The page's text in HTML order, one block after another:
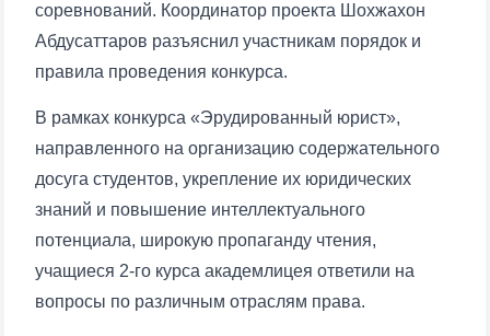
соревнований. Координатор проекта Шохжахон
Абдусаттаров разъяснил участникам порядок и
правила проведения конкурса.
В рамках конкурса «Эрудированный юрист»,
направленного на организацию содержательного
досуга студентов, укрепление их юридических
знаний и повышение интеллектуального
потенциала, широкую пропаганду чтения,
учащиеся 2-го курса академлицея ответили на
вопросы по различным отраслям права.